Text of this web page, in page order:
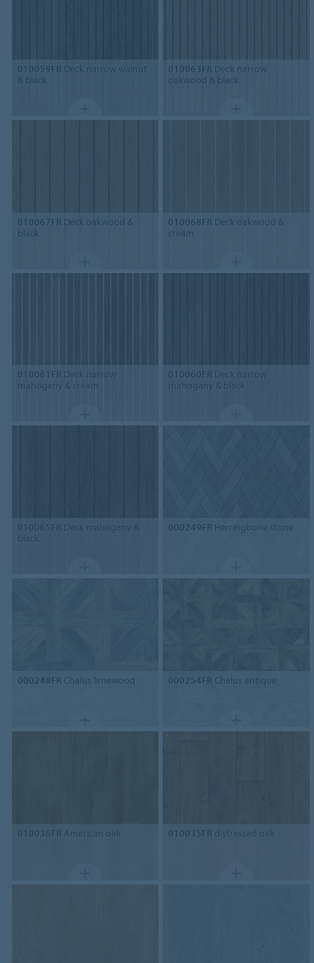
010059FR Deck narrow walnut
& black
010063FR Deck narrow
oakwood & black
010067FR Deck oakwood &
black
010068FR Deck oakwood &
cream
010061FR Deck narrow
mahogany & cream
010060FR Deck narrow
mahogany & black
010065FR Deck mahogany &
black
000249FR Herringbone stone
000248FR Chalus limewood 000254FR Chalus antique
010036FR American oak 010035FR distressed oak